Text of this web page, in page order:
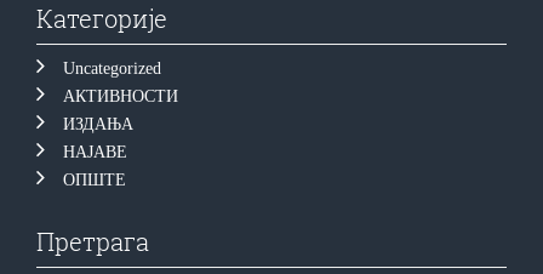
Категорије
Uncategorized
АКТИВНОСТИ
ИЗДАЊА
НАЈАВЕ
ОПШТЕ
Претрага